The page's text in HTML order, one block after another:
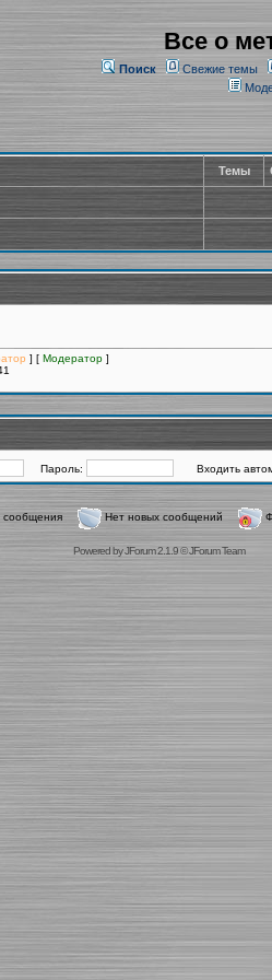
Все о
Поиск Свежие темы
Темы
] [ Модератор ]
Пароль: Входить
сообщения Нет новых сообщений
Powered byJForum 2.1.9©JForum Team